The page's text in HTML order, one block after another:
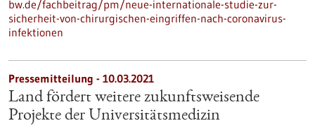
bw.de/fachbeitrag/pm/neue-internationale-studie-zur-
sicherheit-von-chirurgischen-eingriffen-nach-coronavirus-
infektionen
Pressemitteilung - 10.03.2021
Land fördert weitere zukunftsweisende
Projekte der Universitätsmedizin